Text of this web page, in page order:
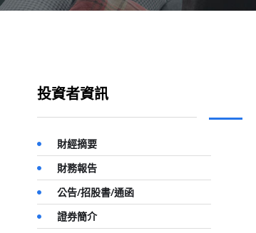
投資者資訊
財經摘要
財務報告
公告/招股書/通函
證券簡介